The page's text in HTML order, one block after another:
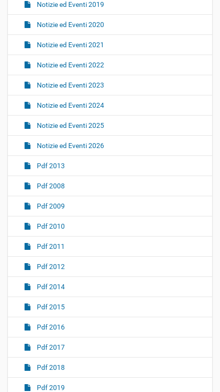
Notizie ed Eventi 2019
Notizie ed Eventi 2020
Notizie ed Eventi 2021
Notizie ed Eventi 2022
Notizie ed Eventi 2023
Notizie ed Eventi 2024
Notizie ed Eventi 2025
Notizie ed Eventi 2026
Pdf 2013
Pdf 2008
Pdf 2009
Pdf 2010
Pdf 2011
Pdf 2012
Pdf 2014
Pdf 2015
Pdf 2016
Pdf 2017
Pdf 2018
Pdf 2019